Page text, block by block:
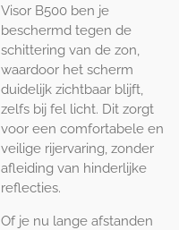
Visor B500 ben je
beschermd tegen de
schittering van de zon,
waardoor het scherm
duidelijk zichtbaar blijft,
zelfs bij fel licht. Dit zorgt
voor een comfortabele en
veilige rijervaring, zonder
afleiding van hinderlijke
reflecties.
Of je nu lange afstanden